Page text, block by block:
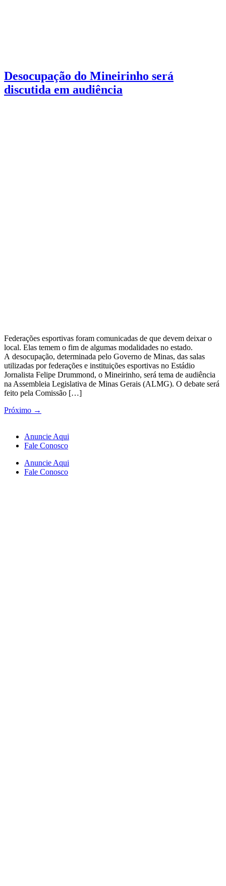
Desocupação do Mineirinho será
discutida em audiência
Federações esportivas foram comunicadas de que devem deixar o
local. Elas temem o fim de algumas modalidades no estado.
A desocupação, determinada pelo Governo de Minas, das salas
utilizadas por federações e instituições esportivas no Estádio
Jornalista Felipe Drummond, o Mineirinho, será tema de audiência
na Assembleia Legislativa de Minas Gerais (ALMG). O debate será
feito pela Comissão […]
Próximo →
Anuncie Aqui
Fale Conosco
Anuncie Aqui
Fale Conosco